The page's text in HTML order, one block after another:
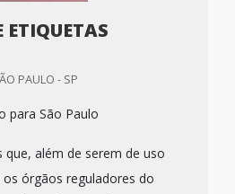
ETIQUETAS
PAULO - SP
para São Paulo
que, além de serem de uso
órgãos reguladores do